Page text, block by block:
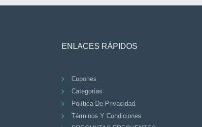
ENLACES RÁPIDOS
Cupones
Categorías
Política De Privacidad
Términos Y Condiciones